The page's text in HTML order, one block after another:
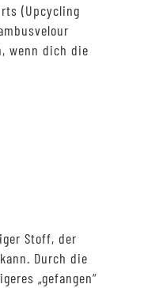
(Upcycling
wenn dich die
Stoff, der
Durch die
„gefangen“